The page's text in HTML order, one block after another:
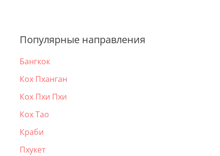
Популярные направления
Бангкок
Кох Пханган
Кох Пхи Пхи
Кох Тао
Краби
Пхукет